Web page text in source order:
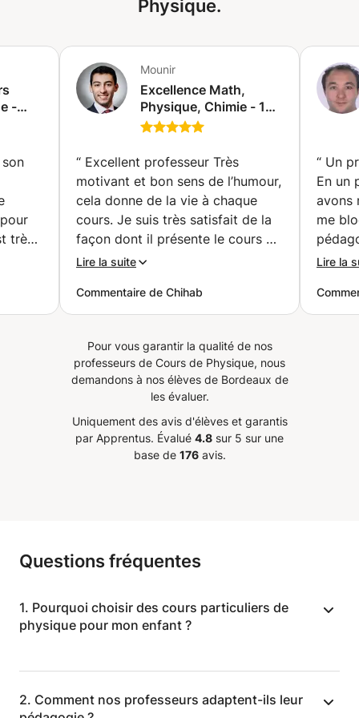
Physique.
-
très
Mounir
Excellence Math,
Physique, Chimie - 19
de moyenne - Nouveau
(Paris)
“ Excellent professeur Très
motivant et bon sens de l’humour,
cela donne de la vie à chaque
cours. Je suis très satisfait de la
façon dont il présente le cours et
la clarté des idées. L’enseignant
dans son domaine, ce qui rend le
cours intéressant Je le
étudiants voulant prendre des
cours de Maths ”
Lire la suite
Commentaire de Chihab
“ Un
En un
avons
me
plaisir
Lire la
Pour vous garantir la qualité de nos
professeurs de Cours de Physique, nous
demandons à nos élèves de Bordeaux de
les évaluer.
Uniquement des avis d'élèves et garantis
par Apprentus. Évalué 4.8 sur 5 sur une
base de 176avis.
Questions fréquentes
1. Pourquoi choisir des cours particuliers de
physique pour mon enfant ?
professeurs à Bordeaux transforment les
2. Comment nos professeurs adaptent-ils leur